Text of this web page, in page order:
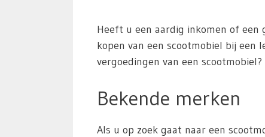
Heeft u een aardig inkomen of een
kopen van een scootmobiel bij een
vergoedingen van een
Bekende merken
Als u op zoek gaat naar een